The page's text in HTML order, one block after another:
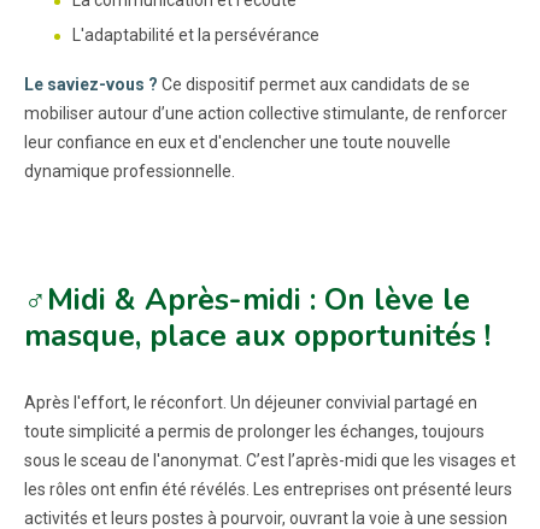
L'adaptabilité et la persévérance
Le saviez-vous ? Ce dispositif permet aux candidats de se
mobiliser autour d’une action collective stimulante, de renforcer
leur confiance en eux et d'enclencher une toute nouvelle
dynamique professionnelle.
♂️Midi & Après-midi : On lève le
masque, place aux opportunités !
Après l'effort, le réconfort. Un déjeuner convivial partagé en
toute simplicité a permis de prolonger les échanges, toujours
sous le sceau de l'anonymat. C’est l’après-midi que les visages et
les rôles ont enfin été révélés. Les entreprises ont présenté leurs
activités et leurs postes à pourvoir, ouvrant la voie à une session